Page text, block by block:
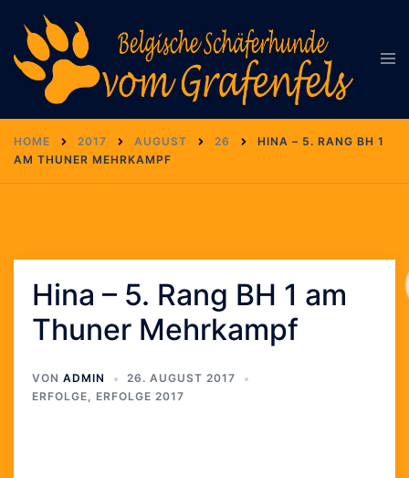
Inhalt
springen
HOME 2017 AUGUST 26
HINA – 5. RANG BH 1
AM THUNER MEHRKAMPF
Hina – 5. Rang BH 1 am
Thuner Mehrkampf
VON ADMIN
26. AUGUST 2017
ERFOLGE
ERFOLGE 2017